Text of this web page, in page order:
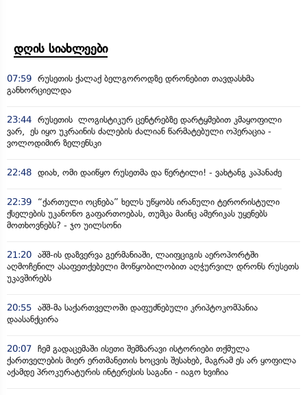
დღის სიახლეები
07:59 რუსეთის ქალაქ ბელგოროდზე დრონებით თავდასხმა
განხორციელდა
23:44 რუსეთის ლოგისტიკურ ცენტრებზე დარტყმებით კმაყოფილი
ვარ, ეს იყო უკრაინის ძალების ძალიან წარმატებული ოპერაცია -
ვოლოდიმირ ზელენსკი
22:48 დიახ, ომი დაიწყო რუსეთმა და წერტილი! - ვახტანგ კაპანაძე
22:39
“ქართული ოცნება” ხელს უწყობს ირანული ტერორისტული
ქსელების უკანონო გაფართოებას, თუმცა მაინც ამერიკას უყენებს
მოთხოვნებს? - ჯო უილსონი
21:20 აშშ-ის დაზვერვა გერმანიაში, ლაიფციგის აეროპორტში
აღმოჩენილ ასაფეთქებელი მოწყობილობით აღჭურვილ დრონს რუსეთს
უკავშირებს
20:55 აშშ-მა საქართველოში დაფუძნებული კრიპტოკომპანია
დაასანქცირა
20:07 ჩემ გადაცემაში ისეთი შემზარავი ისტორიები თქმულა
ქართველების მიერ ერთმანეთის ხოცვის შესახებ, მაგრამ ეს არ ყოფილა
აქამდე პროკურატურის ინტერესის საგანი - იაგო ხვიჩია